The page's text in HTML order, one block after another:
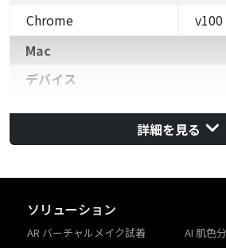
Chrome
v100
Mac
デバイス
MacOS
11+
Chrome
詳細を見る
ソリューション
AR バーチャルメイク試着
AI 肌色